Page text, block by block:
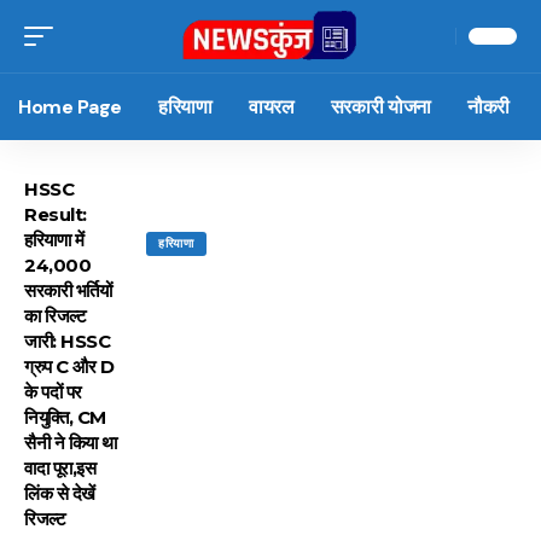
Home Page हरियाणा वायरल सरकारी योजना नौकरी
हरियाणा
HSSC
Result:
हरियाणा में
24,000
सरकारी भर्तियों
का रिजल्ट
जारी: HSSC
ग्रुप C और D
के पदों पर
नियुक्ति, CM
सैनी ने किया था
वादा पूरा,इस
लिंक से देखें
रिजल्ट